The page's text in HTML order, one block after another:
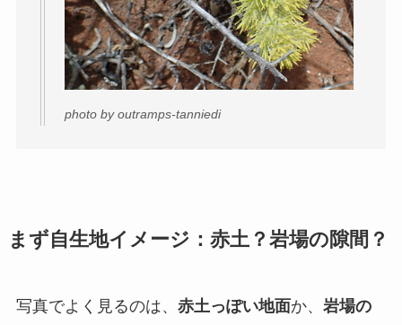
photo by outramps-tanniedi
まず自生地イメージ：赤土？岩場の隙間？
写真でよく見るのは、 赤土っぽい地面か、 岩場の